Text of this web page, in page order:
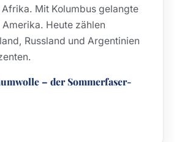
Mit Kolumbus gelangte
Heute zählen
Russland und Argentinien
– der Sommerfaser-